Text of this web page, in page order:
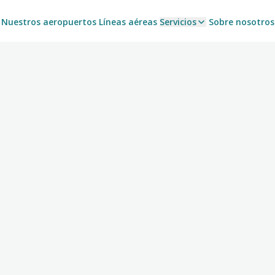
Nuestros aeropuertos Líneas aéreas Servicios Sobre nosotros